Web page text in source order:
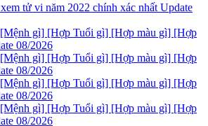
tử vi năm 2022 chính xác nhất Update
gì] [Hợp Tuổi gì] [Hợp màu gì] [Hợp
08/2026
gì] [Hợp Tuổi gì] [Hợp màu gì] [Hợp
08/2026
gì] [Hợp Tuổi gì] [Hợp màu gì] [Hợp
08/2026
gì] [Hợp Tuổi gì] [Hợp màu gì] [Hợp
08/2026